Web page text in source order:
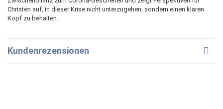
Christen auf, in dieser Krise nicht unterzugehen, sondern einen klaren
Kopf zu behalten.
Kundenrezensionen